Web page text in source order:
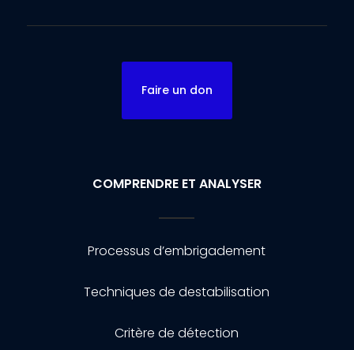
Faire un don
COMPRENDRE ET ANALYSER
Processus d’embrigadement
Techniques de destabilisation
Critère de détection